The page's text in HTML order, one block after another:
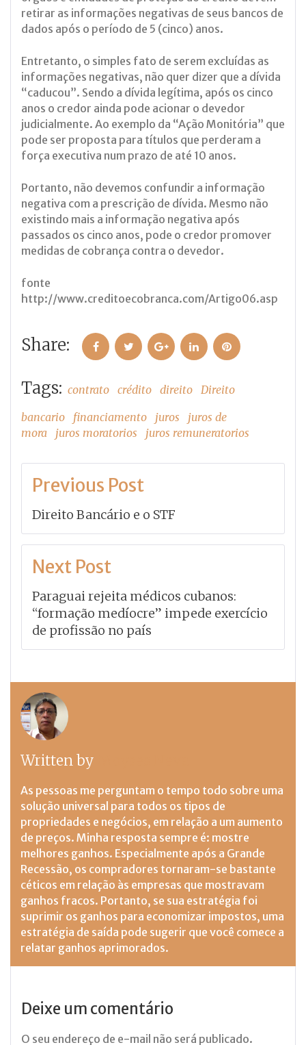
retirar as informações negativas de seus bancos de
dados após o período de 5 (cinco) anos.
Entretanto, o simples fato de serem excluídas as
informações negativas, não quer dizer que a dívida
“caducou”. Sendo a dívida legítima, após os cinco
anos o credor ainda pode acionar o devedor
judicialmente. Ao exemplo da “Ação Monitória” que
pode ser proposta para títulos que perderam a
força executiva num prazo de até 10 anos.
Portanto, não devemos confundir a informação
negativa com a prescrição de dívida. Mesmo não
existindo mais a informação negativa após
passados os cinco anos, pode o credor promover
medidas de cobrança contra o devedor.
fonte
http://www.creditoecobranca.com/Artigo06.asp
Share: FacebookTwitter Google+LinkedInPinterest
Tags: contrato crédito direito Direito
bancario
financiamento juros
juros de
mora
juros moratorios juros remuneratorios
Navegação
Post
Previous Post
Direito Bancário e o STF
Next Post
Paraguai rejeita médicos cubanos:
“formação medíocre” impede exercício
de profissão no país
Written by
As pessoas me perguntam o tempo todo sobre uma
solução universal para todos os tipos de
propriedades e negócios, em relação a um aumento
de preços. Minha resposta sempre é: mostre
melhores ganhos. Especialmente após a Grande
Recessão, os compradores tornaram-se bastante
céticos em relação às empresas que mostravam
ganhos fracos. Portanto, se sua estratégia foi
suprimir os ganhos para economizar impostos, uma
estratégia de saída pode sugerir que você comece a
relatar ganhos aprimorados.
Deixe um comentário
O seu endereço de e-mail não será publicado.